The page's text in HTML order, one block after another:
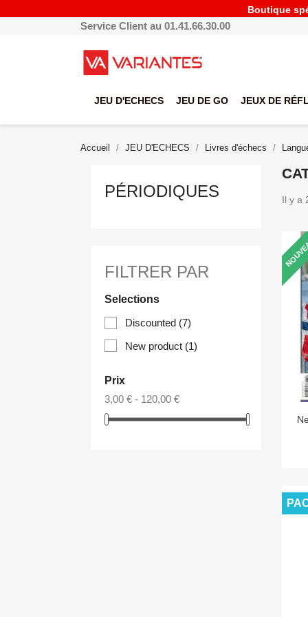
Boutique
Service Client au 01.41.66.30.00
JEU D'ECHECS JEU DE GO JEUX DE
Accueil JEU D'ECHECS Livres d'échecs
PÉRIODIQUES
FILTRER PAR
Selections
Discounted (7)
New product (1)
Prix
3,00 € - 120,00 €
Il y a